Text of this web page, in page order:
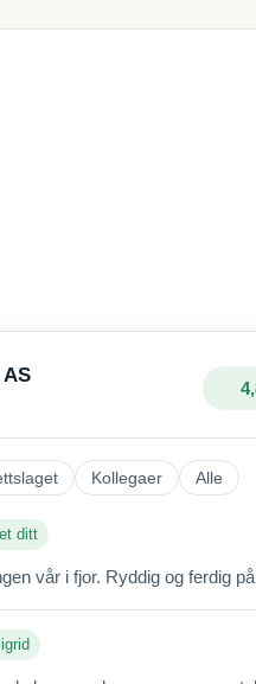
Kollegaer Alle
ditt
vår i fjor. Ryddig og ferdig